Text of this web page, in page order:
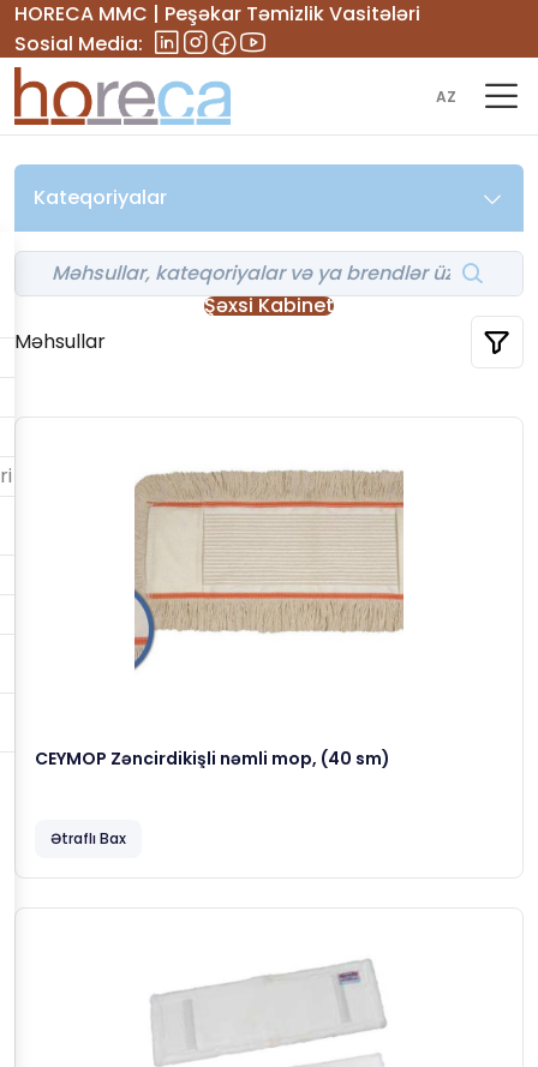
HORECA MMC | Peşəkar Təmizlik Vasitələri
Sosial Media:
AZ
Kateqoriyalar
Şəxsi Kabinet
Məhsullar
CEYMOP Zəncirdikişli nəmli mop, (40 sm)
Ətraflı Bax